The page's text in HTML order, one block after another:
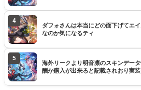
4
ダフォさんは本当にどの面下げてエ
なのか気になるティ
5
海外リークより明音凛のスキンデー
酬か購入が出来ると記載されおり実